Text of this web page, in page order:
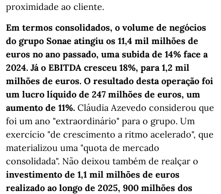
proximidade ao cliente.
Em termos consolidados, o volume de negócios
do grupo Sonae atingiu os 11,4 mil milhões de
euros no ano passado, uma subida de 14% face a
2024. Já o EBITDA cresceu 18%, para 1,2 mil
milhões de euros. O resultado desta operação foi
um lucro líquido de 247 milhões de euros, um
aumento de 11%. Cláudia Azevedo considerou que
foi um ano "extraordinário" para o grupo. Um
exercício "de crescimento a ritmo acelerado", que
materializou uma "quota de mercado
consolidada". Não deixou também de realçar o
investimento de 1,1 mil milhões de euros
realizado ao longo de 2025, 900 milhões dos